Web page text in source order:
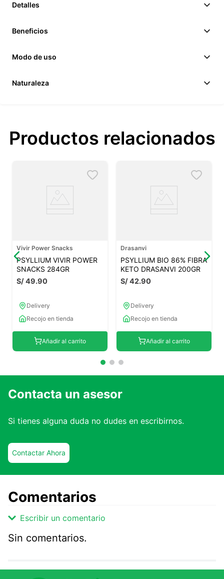
Detalles
Beneficios
Modo de uso
Naturaleza
Productos relacionados
Vivir Power Snacks
PSYLLIUM VIVIR POWER
SNACKS 284GR
S/49.90
Delivery
Recojo en tienda
Añadir al carrito
Drasanvi
PSYLLIUM BIO 86% FIBRA
KETO DRASANVI 200GR
S/42.90
Delivery
Recojo en tienda
Añadir al carrito
Contacta un asesor
Si tienes alguna duda no dudes en escribirnos.
Contactar Ahora
Comentarios
Escribir un comentario
Sin comentarios.